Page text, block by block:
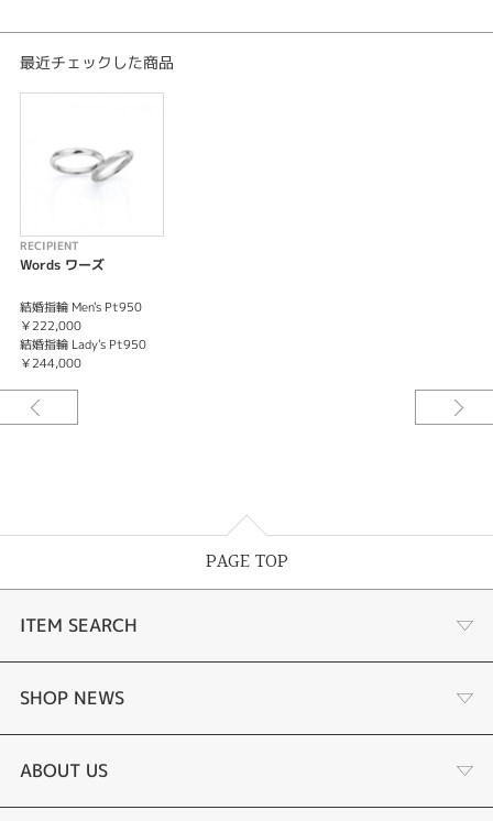
最近チェックした商品
RECIPIENT
Words ワーズ
結婚指輪 Men's Pt950
￥222,000
結婚指輪 Lady's Pt950
￥244,000
PAGE TOP
ITEM SEARCH
商品一覧
婚約指輪
SHOP NEWS
リフォーム
ABOUT US